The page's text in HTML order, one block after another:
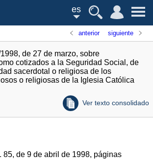
es
anterior siguiente
de 27 de marzo, sobre
cotizados a la Seguridad Social, de
sacerdotal o religiosa de los
o religiosas de la Iglesia Católica
Ver texto consolidado
85, de 9 de abril de 1998, páginas